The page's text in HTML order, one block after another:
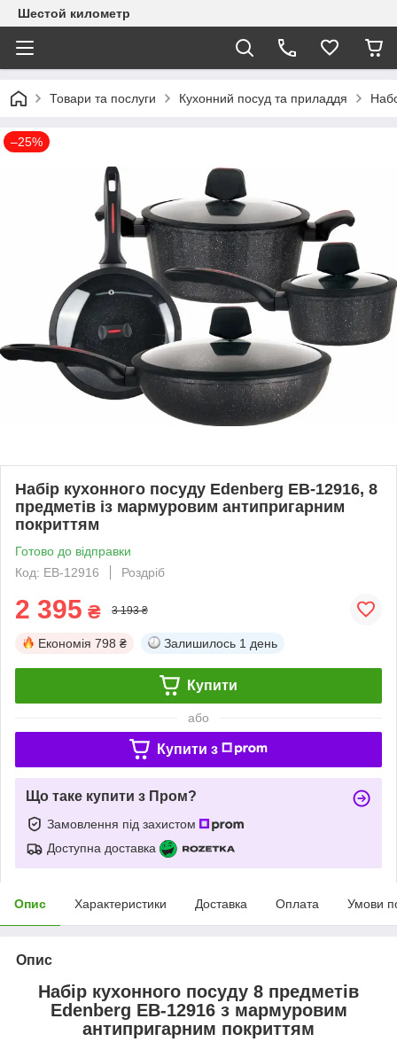
Шестой километр
Товари та послуги Кухонний посуд та приладдя
–25%
Набір кухонного посуду Edenberg EB-12916, 8
предметів із мармуровим антипригарним
покриттям
Готово до відправки
Код: EB-12916
Роздріб
2 395 ₴ 3 193 ₴
Економія 798 ₴ Залишилось 1 день
Купити
або
Купити з
Що таке купити з Пром?
Замовлення під захистом
Доступна доставка
Опис Характеристики Доставка Оплата Умови
Опис
Набір кухонного посуду 8 предметів
Edenberg EB-12916 з мармуровим
антипригарним покриттям